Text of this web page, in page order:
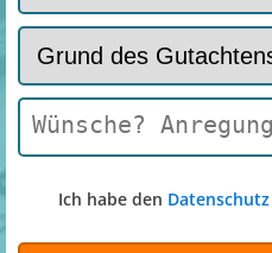
Ich habe den Datenschutz